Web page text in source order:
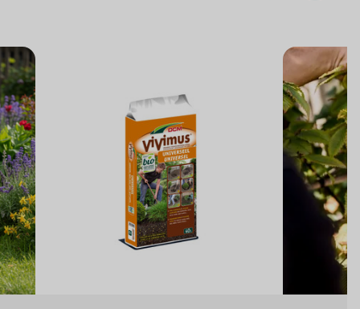
Voorjaar of najaar, bij milde weersomstandigheden
Organisch en gebalanceerd, voorjaar en eventueel
zomer bij behoefte